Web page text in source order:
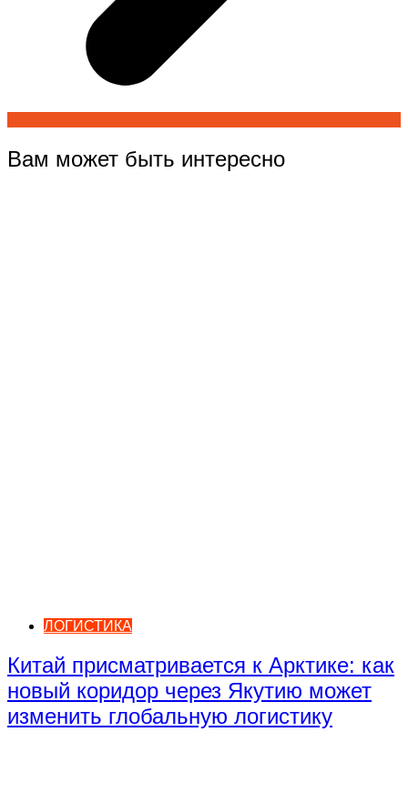
Вам может быть интересно
ЛОГИСТИКА
Китай присматривается к Арктике: как
новый коридор через Якутию может
изменить глобальную логистику